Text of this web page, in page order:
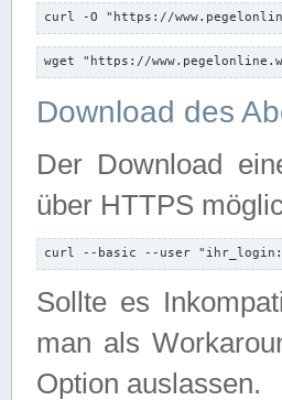
curl -O "https://
wget "https://
Download des
Der Download
über HTTPS
curl --basic --user
Sollte es
man als
Option auslassen.